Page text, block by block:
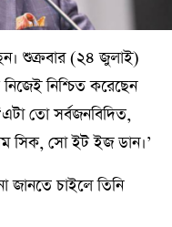
শুক্রবার (২৪ জুলাই)
নিশ্চিত করেছেন
তো সর্বজনবিদিত,
সিক, সো ইট ইজ ডান।’
জানতে চাইলে তিনি